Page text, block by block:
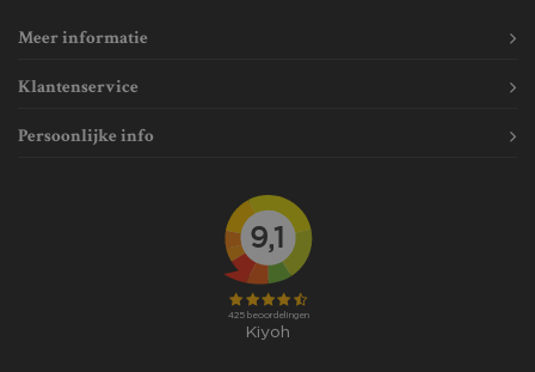
Meer informatie
Klantenservice
Persoonlijke info